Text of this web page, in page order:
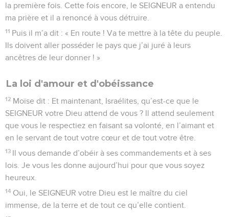
la première fois. Cette fois encore, le SEIGNEUR a entendu
ma prière et il a renoncé à vous détruire.
11 Puis il m’a dit : « En route ! Va te mettre à la tête du peuple.
Ils doivent aller posséder le pays que j’ai juré à leurs
ancêtres de leur donner ! »
La loi d'amour et d'obéissance
12 Moïse dit : Et maintenant, Israélites, qu’est-ce que le
SEIGNEUR votre Dieu attend de vous ? Il attend seulement
que vous le respectiez en faisant sa volonté, en l’aimant et
en le servant de tout votre cœur et de tout votre être.
13 Il vous demande d’obéir à ses commandements et à ses
lois. Je vous les donne aujourd’hui pour que vous soyez
heureux.
14 Oui, le SEIGNEUR votre Dieu est le maître du ciel
immense, de la terre et de tout ce qu’elle contient.